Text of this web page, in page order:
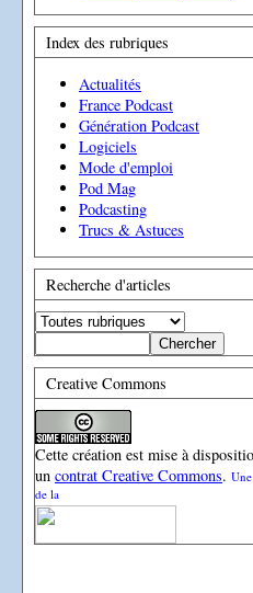
Index des rubriques
Actualités
France Podcast
Génération Podcast
Logiciels
Mode d'emploi
Pod Mag
Podcasting
Trucs & Astuces
Recherche d'articles
Creative Commons
Cette création est mise à
un contrat Creative Commons.
de la